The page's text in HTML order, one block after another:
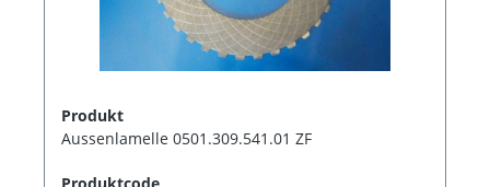
Produkt
Aussenlamelle 0501.309.541.01 ZF
Produktcode